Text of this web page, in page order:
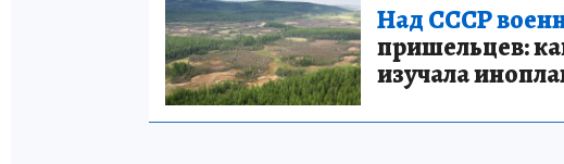
Над СССР
пришельцев:
изучала